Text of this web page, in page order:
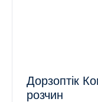
Дорзоптік
розчин